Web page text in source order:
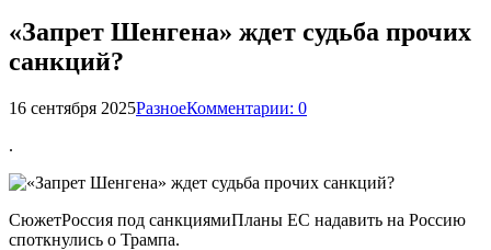
«Запрет Шенгена» ждет судьба прочих
санкций?
16 сентября 2025РазноеКомментарии: 0
.
СюжетРоссия под санкциямиПланы ЕС надавить на Россию
споткнулись о Трампа.